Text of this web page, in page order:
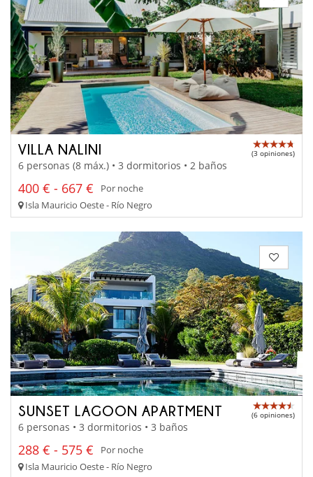
VILLA NALINI (3 opiniones)
6 personas (8 máx.) • 3 dormitorios • 2 baños
400 € - 667 €
Por noche
Isla Mauricio Oeste - Río Negro
SUNSET LAGOON APARTMENT (6 opiniones)
6 personas • 3 dormitorios • 3 baños
288 € - 575 €
Por noche
Isla Mauricio Oeste - Río Negro